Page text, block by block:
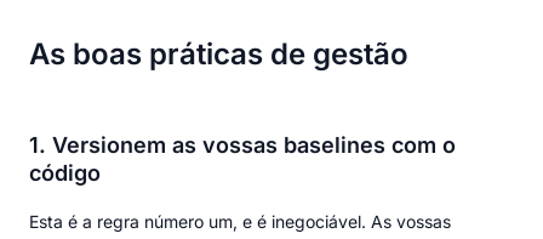
As boas práticas de gestão
1. Versionem as vossas baselines com o
código
Esta é a regra número um, e é inegociável. As vossas